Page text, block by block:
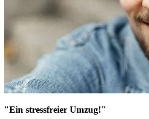
"Ein stressfreier Umzug!"